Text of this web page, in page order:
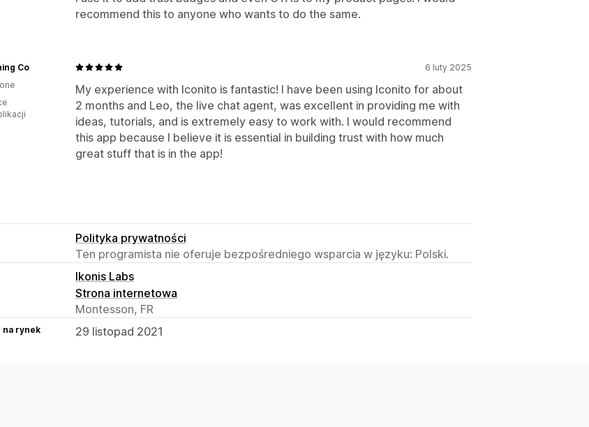
recommend this to anyone who wants to do the same.
6 luty 2025
My experience with Iconito is fantastic! I have been using Iconito for about
2 months and Leo, the live chat agent, was excellent in providing me with
ideas, tutorials, and is extremely easy to work with. I would recommend
this app because I believe it is essential in building trust with how much
great stuff that is in the app!
Co
Polityka prywatności
Ten programista nie oferuje bezpośredniego wsparcia w języku: Polski.
Ikonis Labs
Strona internetowa
Montesson, FR
na rynek 29 listopad 2021